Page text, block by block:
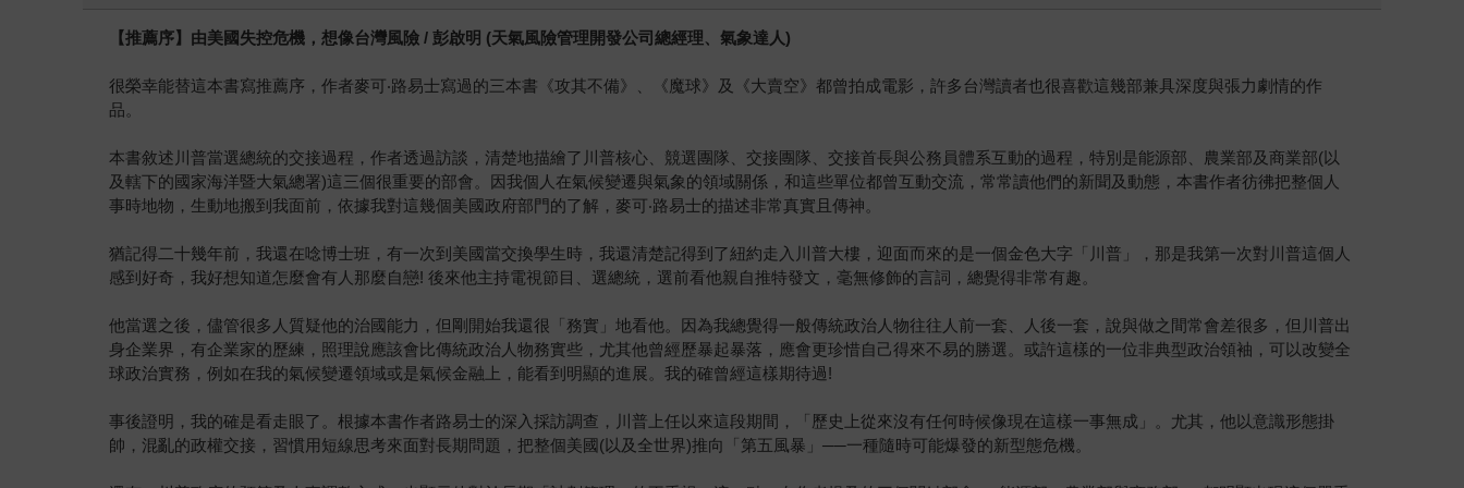
【推薦序】由美國失控危機，想像台灣風險 / 彭啟明 (天氣風險管理開發公司總經理、氣象達人)
很榮幸能替這本書寫推薦序，作者麥可‧路易士寫過的三本書《攻其不備》、《魔球》及《大賣空》都曾拍成電影，許多台灣讀者也很喜歡這幾部兼具深度與張力劇情的作
品。
本書敘述川普當選總統的交接過程，作者透過訪談，清楚地描繪了川普核心、競選團隊、交接團隊、交接首長與公務員體系互動的過程，特別是能源部、農業部及商業部(以
及轄下的國家海洋暨大氣總署)這三個很重要的部會。因我個人在氣候變遷與氣象的領域關係，和這些單位都曾互動交流，常常讀他們的新聞及動態，本書作者彷彿把整個人
事時地物，生動地搬到我面前，依據我對這幾個美國政府部門的了解，麥可‧路易士的描述非常真實且傳神。
猶記得二十幾年前，我還在唸博士班，有一次到美國當交換學生時，我還清楚記得到了紐約走入川普大樓，迎面而來的是一個金色大字「川普」，那是我第一次對川普這個人
感到好奇，我好想知道怎麼會有人那麼自戀! 後來他主持電視節目、選總統，選前看他親自推特發文，毫無修飾的言詞，總覺得非常有趣。
他當選之後，儘管很多人質疑他的治國能力，但剛開始我還很「務實」地看他。因為我總覺得一般傳統政治人物往往人前一套、人後一套，說與做之間常會差很多，但川普出
身企業界，有企業家的歷練，照理說應該會比傳統政治人物務實些，尤其他曾經歷暴起暴落，應會更珍惜自己得來不易的勝選。或許這樣的一位非典型政治領袖，可以改變全
球政治實務，例如在我的氣候變遷領域或是氣候金融上，能看到明顯的進展。我的確曾經這樣期待過!
事後證明，我的確是看走眼了。根據本書作者路易士的深入採訪調查，川普上任以來這段期間，「歷史上從來沒有任何時候像現在這樣一事無成」。尤其，他以意識形態掛
帥，混亂的政權交接，習慣用短線思考來面對長期問題，把整個美國(以及全世界)推向「第五風暴」──一種隨時可能爆發的新型態危機。